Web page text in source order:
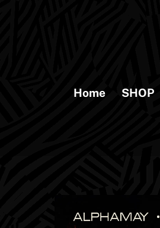
Home SHOP